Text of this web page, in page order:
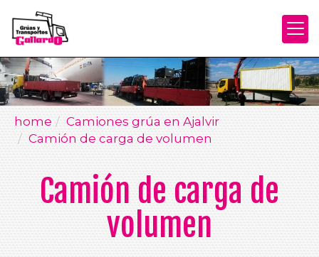
home
Camiones grúa en Ajalvir
Camión de carga de volumen
Camión de carga de
volumen